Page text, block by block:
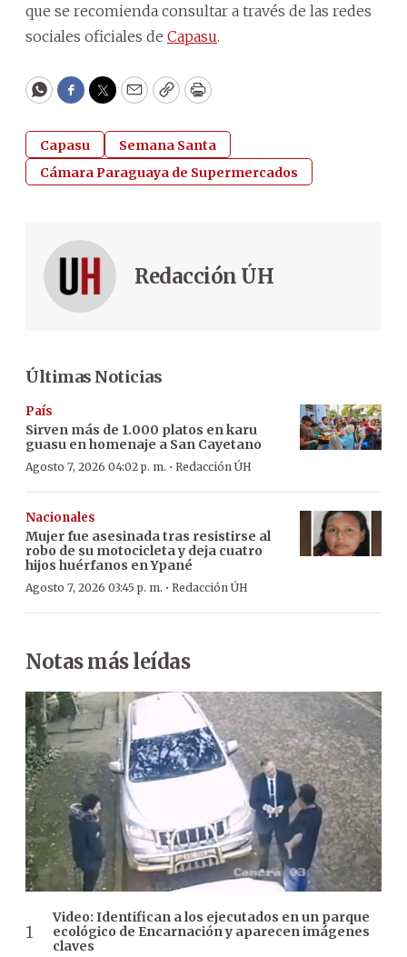
que se recomienda consultar a través de las redes
sociales oficiales de Capasu.
WhatsApp
Facebook
Twitter
EmailCopyPrint
Capasu
Semana Santa
Cámara Paraguaya de Supermercados
Redacción ÚH
Últimas Noticias
País
Sirven más de 1.000 platos en karu
guasu en homenaje a San Cayetano
Agosto 7, 2026 04:02 p. m. · Redacción ÚH
Nacionales
Mujer fue asesinada tras resistirse al
robo de su motocicleta y deja cuatro
hijos huérfanos en Ypané
Agosto 7, 2026 03:45 p. m. · Redacción ÚH
Notas más leídas
Video: Identifican a los ejecutados en un parque
ecológico de Encarnación y aparecen imágenes
claves